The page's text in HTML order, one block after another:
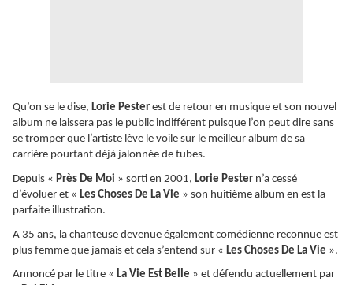
Qu’on se le dise, Lorie Pester est de retour en musique et son nouvel
album ne laissera pas le public indifférent puisque l’on peut dire sans
se tromper que l’artiste lève le voile sur le meilleur album de sa
carrière pourtant déjà jalonnée de tubes.
Depuis « Près De Moi » sorti en 2001, Lorie Pester n’a cessé
d’évoluer et « Les Choses De La Vie » son huitième album en est la
parfaite illustration.
A 35 ans, la chanteuse devenue également comédienne reconnue est
plus femme que jamais et cela s’entend sur « Les Choses De La Vie ».
Annoncé par le titre « La Vie Est Belle » et défendu actuellement par